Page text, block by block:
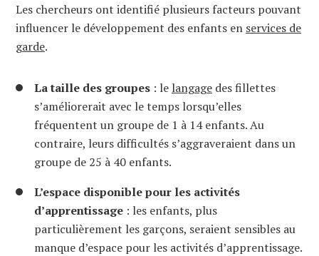
Les chercheurs ont identifié plusieurs facteurs pouvant
influencer le développement des enfants en services de
garde.
La taille des groupes : le langage des fillettes
s’améliorerait avec le temps lorsqu’elles
fréquentent un groupe de 1 à 14 enfants. Au
contraire, leurs difficultés s’aggraveraient dans un
groupe de 25 à 40 enfants.
L’espace disponible pour les activités
d’apprentissage : les enfants, plus
particulièrement les garçons, seraient sensibles au
manque d’espace pour les activités d’apprentissage.